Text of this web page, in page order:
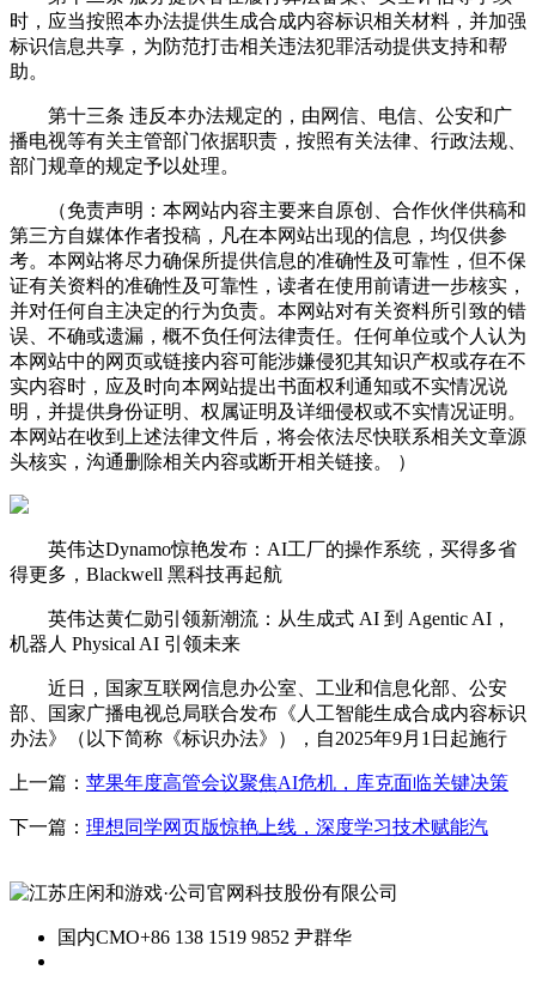
时，应当按照本办法提供生成合成内容标识相关材料，并加强
标识信息共享，为防范打击相关违法犯罪活动提供支持和帮
助。
第十三条 违反本办法规定的，由网信、电信、公安和广
播电视等有关主管部门依据职责，按照有关法律、行政法规、
部门规章的规定予以处理。
（免责声明：本网站内容主要来自原创、合作伙伴供稿和
第三方自媒体作者投稿，凡在本网站出现的信息，均仅供参
考。本网站将尽力确保所提供信息的准确性及可靠性，但不保
证有关资料的准确性及可靠性，读者在使用前请进一步核实，
并对任何自主决定的行为负责。本网站对有关资料所引致的错
误、不确或遗漏，概不负任何法律责任。任何单位或个人认为
本网站中的网页或链接内容可能涉嫌侵犯其知识产权或存在不
实内容时，应及时向本网站提出书面权利通知或不实情况说
明，并提供身份证明、权属证明及详细侵权或不实情况证明。
本网站在收到上述法律文件后，将会依法尽快联系相关文章源
头核实，沟通删除相关内容或断开相关链接。 ）
英伟达Dynamo惊艳发布：AI工厂的操作系统，买得多省
得更多，Blackwell 黑科技再起航
英伟达黄仁勋引领新潮流：从生成式 AI 到 Agentic AI，
机器人 Physical AI 引领未来
近日，国家互联网信息办公室、工业和信息化部、公安
部、国家广播电视总局联合发布《人工智能生成合成内容标识
办法》（以下简称《标识办法》），自2025年9月1日起施行
上一篇： 苹果年度高管会议聚焦AI危机，库克面临关键决策
下一篇： 理想同学网页版惊艳上线，深度学习技术赋能汽
国内CMO+86 138 1519 9852 尹群华